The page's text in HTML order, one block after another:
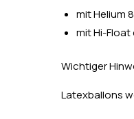
mit Helium
mit Hi-Float
Wichtiger
Latexballons